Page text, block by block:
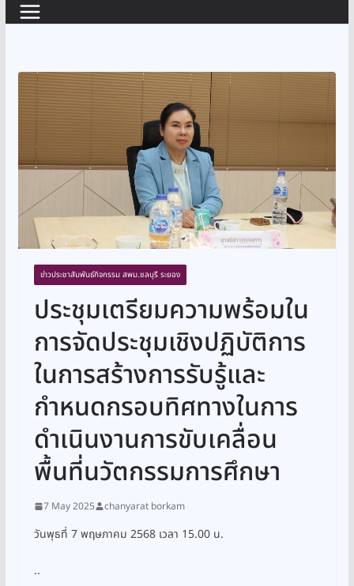
ข่าวประชาสัมพันธ์กิจกรรม สพม.ชลบุรี ระยอง
ประชุมเตรียมความพร้อมใน
การจัดประชุมเชิงปฏิบัติการ
ในการสร้างการรับรู้และ
กำหนดกรอบทิศทางในการ
ดำเนินงานการขับเคลื่อน
พื้นที่นวัตกรรมการศึกษา
7 May 2025 chanyarat borkam
วันพุธที่ 7 พฤษภาคม 2568 เวลา 15.00 น.
..